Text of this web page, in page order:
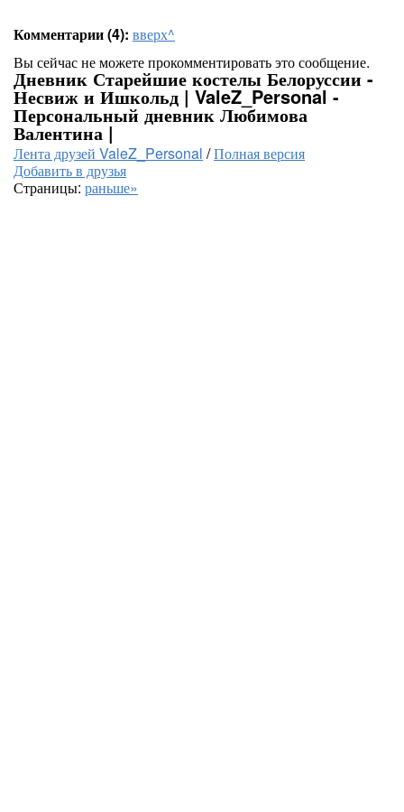
Комментарии (4): вверх^
Вы сейчас не можете прокомментировать это сообщение.
Дневник Старейшие костелы Белоруссии -
Несвиж и Ишкольд | ValeZ_Personal -
Персональный дневник Любимова
Валентина |
Лента друзей ValeZ_Personal /Полная версия
Добавить в друзья
Страницы: раньше»